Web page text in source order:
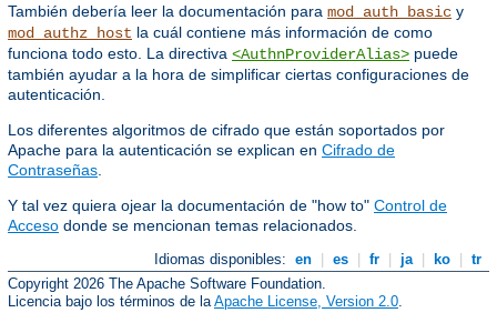
También debería leer la documentación para mod_auth_basic y
mod_authz_host la cuál contiene más información de como
funciona todo esto. La directiva <AuthnProviderAlias> puede
también ayudar a la hora de simplificar ciertas configuraciones de
autenticación.
Los diferentes algoritmos de cifrado que están soportados por
Apache para la autenticación se explican en Cifrado de
Contraseñas
Y tal vez quiera ojear la documentación de "how to" Control de
Acceso donde se mencionan temas relacionados.
Idiomas disponibles: en | es | fr | ja | ko | tr
Copyright 2026 The Apache Software Foundation.
Licencia bajo los términos de la Apache License, Version 2.0